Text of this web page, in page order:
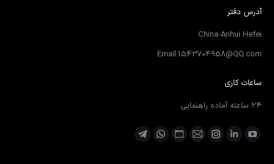
آدرس دفتر
China-Anhui Hefei
Email:1543704958@QQ.com
ساعات کاری
۲۴ ساعته آماده راهنمایی
ما را دنبال کنید در:
لینکدیناینستاگرامایمیلوبسایتواتساپتلگرام